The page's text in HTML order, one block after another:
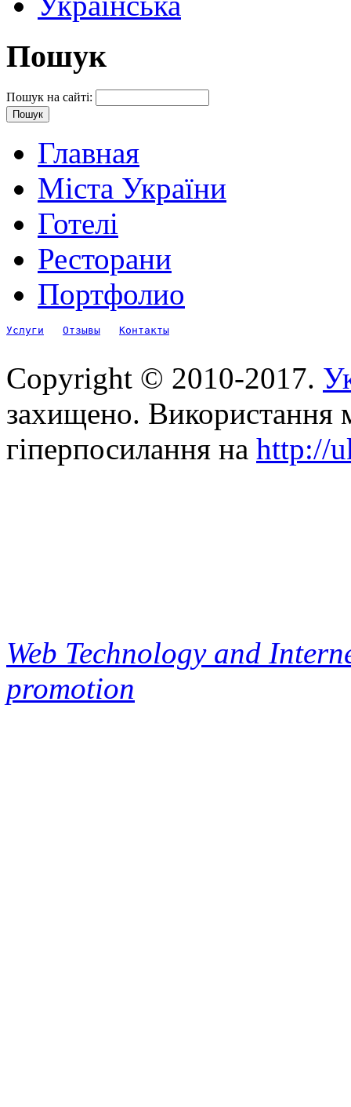
Пошук
Пошук на сайті:
Главная
Міста України
Готелі
Ресторани
Портфолио
Услуги Отзывы Контакты
Copyright © 2010-2017.
захищено. Використання
гіперпосилання на http://
Web Technology and
promotion